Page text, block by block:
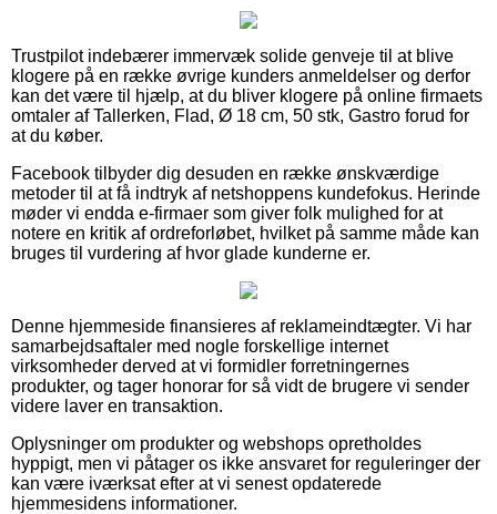
Trustpilot indebærer immervæk solide genveje til at blive
klogere på en række øvrige kunders anmeldelser og derfor
kan det være til hjælp, at du bliver klogere på online firmaets
omtaler af Tallerken, Flad, Ø 18 cm, 50 stk, Gastro forud for
at du køber.
Facebook tilbyder dig desuden en række ønskværdige
metoder til at få indtryk af netshoppens kundefokus. Herinde
møder vi endda e-firmaer som giver folk mulighed for at
notere en kritik af ordreforløbet, hvilket på samme måde kan
bruges til vurdering af hvor glade kunderne er.
Denne hjemmeside finansieres af reklameindtægter. Vi har
samarbejdsaftaler med nogle forskellige internet
virksomheder derved at vi formidler forretningernes
produkter, og tager honorar for så vidt de brugere vi sender
videre laver en transaktion.
Oplysninger om produkter og webshops opretholdes
hyppigt, men vi påtager os ikke ansvaret for reguleringer der
kan være iværksat efter at vi senest opdaterede
hjemmesidens informationer.